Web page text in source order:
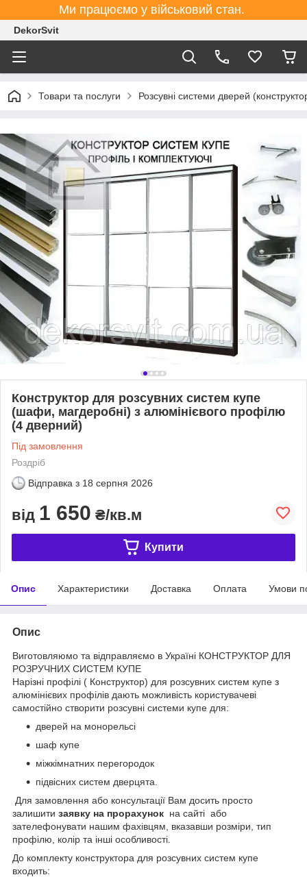
Ми працюємо у військовий стан.
DekorSvit
Товари та послуги Розсувні системи дверей
Конструктор для розсувних систем купе
(шафи, магдеробні) з алюмінієвого профілю
(4 дверний)
Під замовлення
Роздріб
Відправка з 18 серпня 2026
від 1 650 ₴/кв.м
Купити
Опис Характеристики Доставка Оплата Умови
Опис
Виготовляюмо та відправляємо в Україні КОНСТРУКТОР ДЛЯ
РОЗРУЧНИХ СИСТЕМ КУПЕ
Нарізні профілі ( Конструктор) для розсувних систем купе з
алюмінієвих профілів дають можливість користувачеві
самостійно створити розсувні системи купе для:
дверей на монорельсі
шаф купе
міжкімнатних перегородок
підвісних систем дверцята.
Для замовлення або консультації Вам досить просто
залишити заявку на прорахунок на сайті або
зателефонувати нашим фахівцям, вказавши розміри, тип
профілю, колір та інші особливості.
До комплекту конструктора для розсувних систем купе
входить: